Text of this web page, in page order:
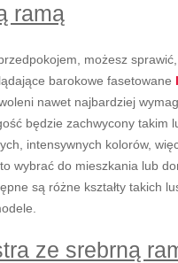
ramą
możesz
barokowe fasetowane
nawet najbardziej
będzie zachwycony takim
intensywnych kolorów,
wybrać do mieszkania lub
są różne kształty takich
ze srebrną